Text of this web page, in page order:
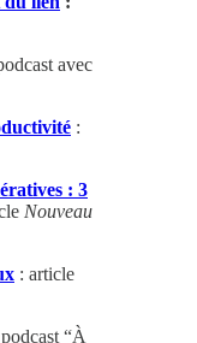
avec
:
: 3
Nouveau
: article
“À